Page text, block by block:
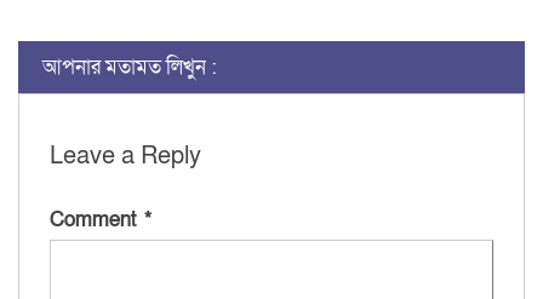
আপনার মতামত লিখুন :
Leave a Reply
Comment *